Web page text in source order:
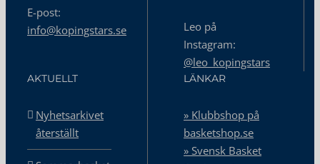
E-post:
info@kopingstars.se
Leo på
Instagram:
@leo_kopingstars
AKTUELLT
Nyhetsarkivet
återställt
LÄNKAR
» Klubbshop på
basketshop.se
» Svensk Basket